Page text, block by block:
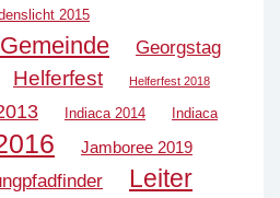
2015
Gemeinde Georgstag
Helferfest Helferfest 2018
Indiaca 2014 Indiaca
Jamboree 2019
Leiter